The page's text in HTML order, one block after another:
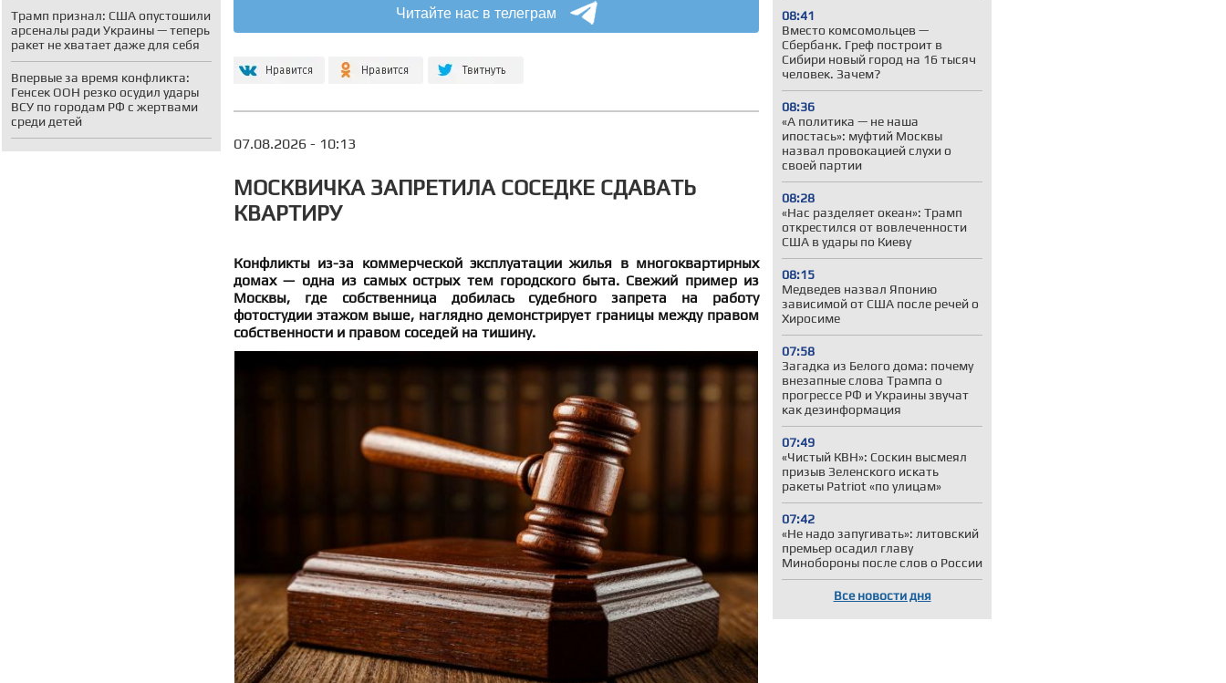
Трамп признал: США опустошили
арсеналы ради Украины — теперь
ракет не хватает даже для себя
Впервые за время конфликта:
Генсек ООН резко осудил удары
ВСУ по городам РФ с жертвами
среди детей
08:41
Вместо комсомольцев —
Сбербанк. Греф построит в
Сибири новый город на 16 тысяч
человек. Зачем?
08:36
«А политика — не наша
ипостась»: муфтий Москвы
назвал провокацией слухи о
своей партии
08:28
«Нас разделяет океан»: Трамп
открестился от вовлеченности
США в удары по Киеву
08:15
Медведев назвал Японию
зависимой от США после речей о
Хиросиме
07:58
Загадка из Белого дома: почему
внезапные слова Трампа о
прогрессе РФ и Украины звучат
как дезинформация
07:49
«Чистый КВН»: Соскин высмеял
призыв Зеленского искать
ракеты Patriot «по улицам»
07:42
«Не надо запугивать»: литовский
премьер осадил главу
Минобороны после слов о России
Все новости дня
Читайте нас в телеграм
07.08.2026 - 10:13
МОСКВИЧКА ЗАПРЕТИЛА СОСЕДКЕ СДАВАТЬ
КВАРТИРУ
Конфликты из-за коммерческой эксплуатации жилья в многоквартирных
домах — одна из самых острых тем городского быта. Свежий пример из
Москвы, где собственница добилась судебного запрета на работу
фотостудии этажом выше, наглядно демонстрирует границы между правом
собственности и правом соседей на тишину.